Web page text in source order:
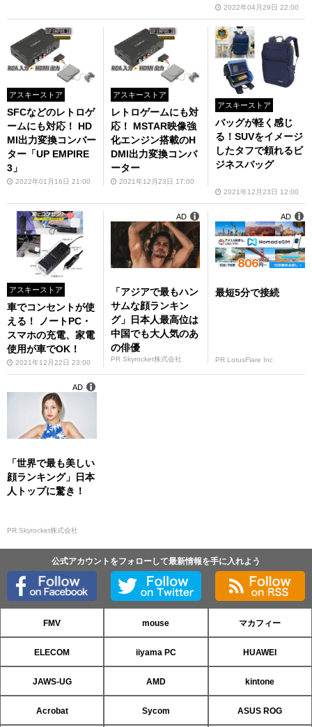
2022年04月29日 22:00
アスキーストア
SFCなどのレトロゲ
ームにも対応！ HD
MI出力変換コンバー
ター「UP EMPIRE
3」
2022年01月16日 21:00
アスキーストア
レトロゲームにも対
応！ MSTAR映像強
化エンジン搭載のH
DMI出力変換コンバ
ーター
2021年12月23日 17:00
アスキーストア
バッグが軽く感じ
る！SUVをイメージ
したタフで頼れるビ
ジネスバッグ
2021年12月23日 12:00
アスキーストア
車でコンセントが使
える！ ノートPC・
スマホの充電、家電
使用が車でOK！
2021年12月22日 23:00
「アジアで最もハン
サムな顔ランキン
グ」日本人最高位は
中国でも大人気のあ
の俳優
PR Skyrocket株式会社
AD
最短5分で接続
PR LotusFlare Inc
AD
「世界で最も美しい
顔ランキング」日本
人トップに驚き！
PR Skyrocket株式会社
AD
公式アカウントをフォローして最新情報を手に入れよう
FMV mouse マカフィー
ELECOM iiyama PC HUAWEI
JAWS-UG AMD kintone
Acrobat Sycom ASUS ROG